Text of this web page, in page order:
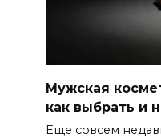
Мужская
как выбрать и
Еще совсем